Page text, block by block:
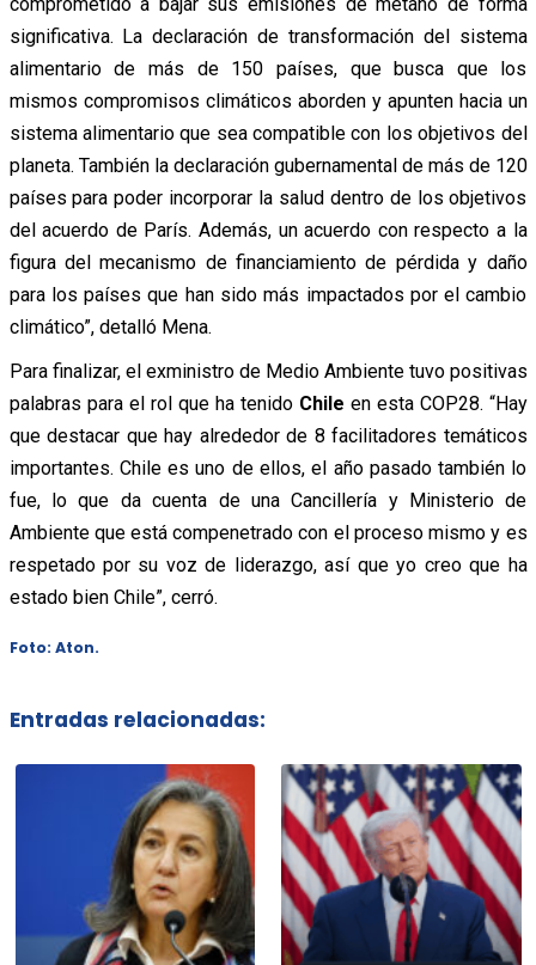
significativa. La declaración de transformación del sistema
alimentario de más de 150 países, que busca que los
mismos compromisos climáticos aborden y apunten hacia un
sistema alimentario que sea compatible con los objetivos del
planeta. También la declaración gubernamental de más de 120
países para poder incorporar la salud dentro de los objetivos
del acuerdo de París. Además, un acuerdo con respecto a la
figura del mecanismo de financiamiento de pérdida y daño
para los países que han sido más impactados por el cambio
climático”, detalló Mena.
Para finalizar, el exministro de Medio Ambiente tuvo positivas
palabras para el rol que ha tenido Chile en esta COP28. “Hay
que destacar que hay alrededor de 8 facilitadores temáticos
importantes. Chile es uno de ellos, el año pasado también lo
fue, lo que da cuenta de una Cancillería y Ministerio de
Ambiente que está compenetrado con el proceso mismo y es
respetado por su voz de liderazgo, así que yo creo que ha
estado bien Chile”, cerró.
Foto: Aton.
Entradas relacionadas: